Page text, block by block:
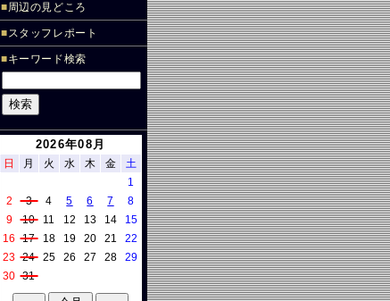
■周辺の見どころ
■スタッフレポート
■キーワード検索
2026年08月
日 月 火 水 木 金
土
1
2
3 4 5 6 7
8
9
10 11 12 13 14
15
16
17 18 19 20 21
22
23 24 25 26 27 28
29
30 31